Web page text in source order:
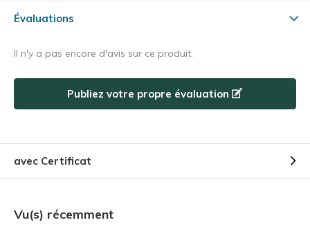
Évaluations
Il n'y a pas encore d'avis sur ce produit.
Publiez votre propre évaluation
avec Certificat
Vu(s) récemment